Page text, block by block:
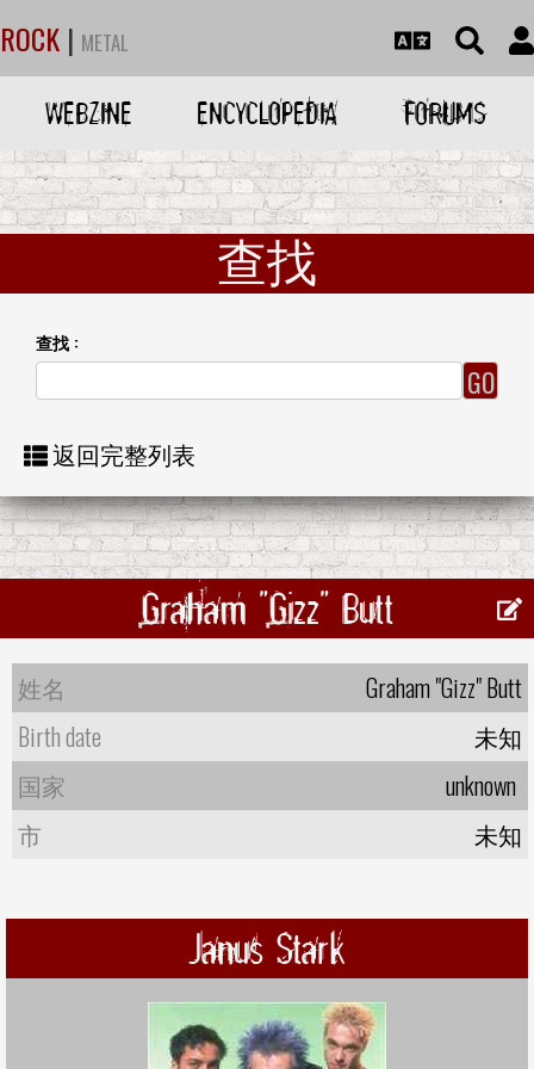
ROCK | METAL
WEBZINE ENCYCLOPEDIA FORUMS
查找
查找 :
返回完整列表
Graham "Gizz" Butt
姓名
Graham "Gizz" Butt
Birth date
未知
国家
unknown
市
未知
Janus Stark